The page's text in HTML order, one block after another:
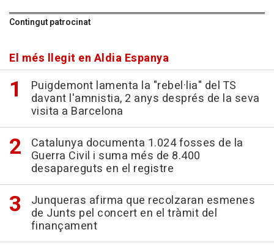
Contingut patrocinat
El més llegit en Aldia Espanya
Puigdemont lamenta la "rebel·lia" del TS
davant l'amnistia, 2 anys després de la seva
visita a Barcelona
Catalunya documenta 1.024 fosses de la
Guerra Civil i suma més de 8.400
desapareguts en el registre
Junqueras afirma que recolzaran esmenes
de Junts pel concert en el tràmit del
finançament